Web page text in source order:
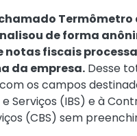
Termômetro
de forma
notas fiscais
da empresa. Desse
os campos
Serviços (IBS) e à
(CBS) sem